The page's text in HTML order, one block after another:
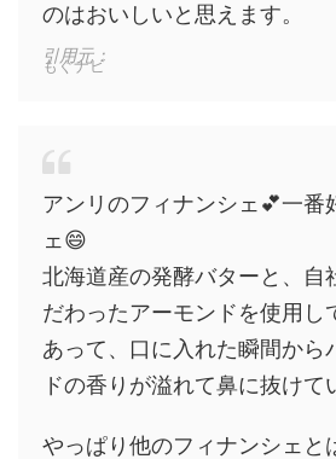
のはおいしいと思えます。
引用元：
もぐナビ
アンリのフィナンシェ💕一番
ェ😄
北海道産の発酵バターと、自
だわったアーモンドを使用し
あって、口に入れた瞬間から
ドの香りが溢れて鼻に抜けて
やっぱり他のフィナンシェと